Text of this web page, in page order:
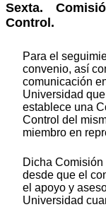
Sexta.
Control.
Para el
convenio, así
comunicación
Universidad
establece una
Control del
miembro en
Dicha
desde que el
el apoyo y
Universidad